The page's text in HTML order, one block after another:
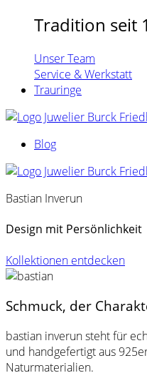
Tradition seit
Unser Team
Service & Werkstatt
Trauringe
Blog
Bastian Inverun
Design mit Persönlichkeit
Kollektionen entdecken
Schmuck, der
bastian inverun steht für
und handgefertigt aus
Naturmaterialien.